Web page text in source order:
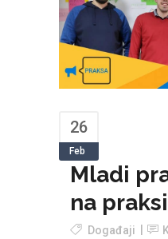
26
Feb
Mladi
na
Događaji